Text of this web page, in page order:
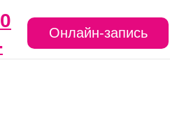
Онлайн-запись